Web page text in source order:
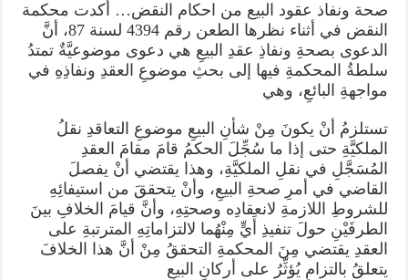
صحة ونفاذ عقود البيع من احكام النقض… أكدت محكمة
النقض في أثناء نظرها الطعن رقم 4394 لسنة 87، أنَّ
الدعوى بصحةِ ونفاذِ عقدِ البيعِ هي دعوى موضوعيَّةٌ تمتدُ
سلطةُ المحكمةِ فيها إلى بحثِ موضوعِ العقدِ ونفاذِهِ في
مواجهةِ البائعِ، وهي
تستلزمُ أنْ يكونَ مِنْ شأنِ البيعِ موضوعِ التعاقدِ نقلُ
الملكيَّةِ حتى إذا ما سُجِّلَ الحكمُ قامَ مقامَ العقدِ
المُسَجَّلِ في نقلِ الملكيَّةِ، وهذا يقتضي أنْ يفصلَ
القاضي في أمرِ صحةِ البيعِ، وأنْ يتحققَ من استيفائِهِ
للشروطِ اللازمةِ لانعقادِه وصحتِهِ، وأنَّ قيامَ الخلافِ بينَ
الطرفَيْنِ حولَ تنفيذِ أَيٍّ مِنْهُما لالتزاماتِهِ المترتبةِ على
العقدِ يقتضي مِنَ المحكمةِ التحققُ مِنْ أنَّ هذا الخلافَ
يتعلقُ بالتزامٍ يُؤثِّرُ على أركانِ البيعِ